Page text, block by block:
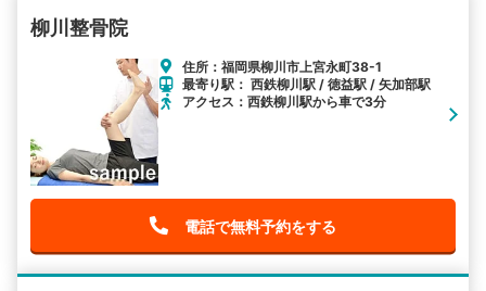
柳川整骨院
住所：福岡県柳川市上宮永町38-1
最寄り駅： 西鉄柳川駅 / 徳益駅 / 矢加部駅
アクセス：西鉄柳川駅から車で3分
電話で無料予約をする